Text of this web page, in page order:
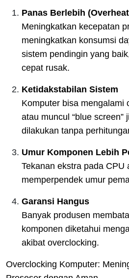
Panas Berlebih
Meningkatkan kecepatan
meningkatkan konsumsi
sistem pendingin yang
cepat rusak.
Ketidakstabilan Sistem
Komputer bisa mengalami
atau muncul “blue screen”
dilakukan tanpa
Umur Komponen Lebih
Tekanan ekstra pada CPU
memperpendek umur
Garansi Hangus
Banyak produsen
komponen diketahui
akibat overclocking.
Overclocking Komputer: